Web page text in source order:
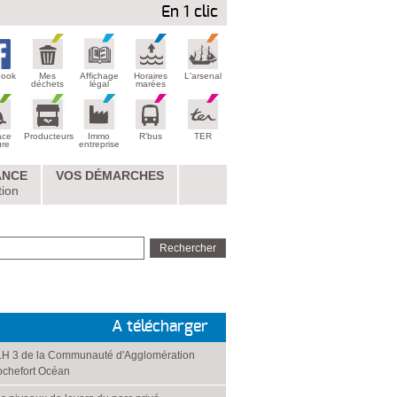
En 1 clic
Mes
déchets
Affichage
légal
Horaires
marées
L'arsenal
Producteurs
Immo
entreprise
R'bus TER
VOS DÉMARCHES
A télécharger
3 de la Communauté d'Agglomération
Océan